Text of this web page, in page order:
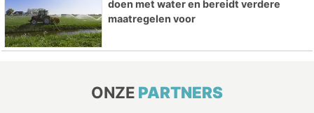
doen met water en bereidt verdere
maatregelen voor
ONZE PARTNERS